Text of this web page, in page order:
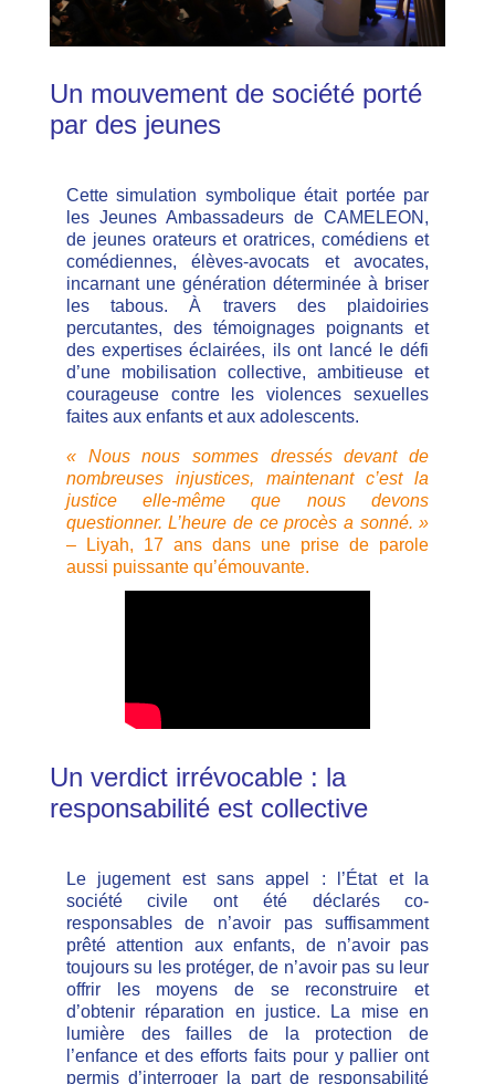
Un mouvement de société porté
par des jeunes
Cette simulation symbolique était portée par
les Jeunes Ambassadeurs de CAMELEON,
de jeunes orateurs et oratrices, comédiens et
comédiennes, élèves-avocats et avocates,
incarnant une génération déterminée à briser
les tabous. À travers des plaidoiries
percutantes, des témoignages poignants et
des expertises éclairées, ils ont lancé le défi
d’une mobilisation collective, ambitieuse et
courageuse contre les violences sexuelles
faites aux enfants et aux adolescents.
« Nous nous sommes dressés devant de
nombreuses injustices, maintenant c’est la
justice elle-même que nous devons
questionner. L’heure de ce procès a sonné. »
– Liyah, 17 ans dans une prise de parole
aussi puissante qu’émouvante.
Un verdict irrévocable : la
responsabilité est collective
Le jugement est sans appel : l’État et la
société civile ont été déclarés co-
responsables de n’avoir pas suffisamment
prêté attention aux enfants, de n’avoir pas
toujours su les protéger, de n’avoir pas su leur
offrir les moyens de se reconstruire et
d’obtenir réparation en justice.
La mise en
lumière des failles de la protection de
l’enfance et des efforts faits pour y pallier ont
permis d’interroger la part de responsabilité